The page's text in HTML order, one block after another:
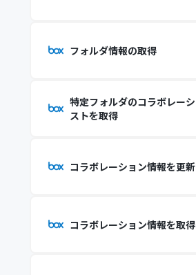
フォルダ情報の取得
特定フォルダのコラボレー
ストを取得
コラボレーション情報を更新
コラボレーション情報を取得